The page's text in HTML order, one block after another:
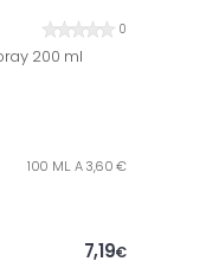
0
200 ml
100 ML. A 3,60 €
7,19€